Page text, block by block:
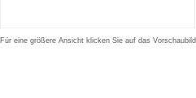
Für eine größere Ansicht klicken Sie auf das Vorschaubild